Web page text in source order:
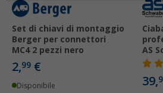
Set di chiavi di montaggio
Berger per connettori
MC4 2 pezzi nero
2,99 €
Disponibile
AS
39,